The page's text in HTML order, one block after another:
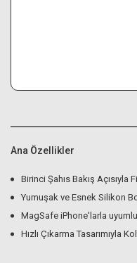
Ana Özellikler
Birinci Şahıs Bakış Açısıyla
Yumuşak ve Esnek Silikon
MagSafe iPhone'larla
Hızlı Çıkarma Tasarımıyla